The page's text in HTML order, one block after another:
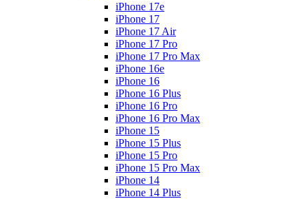
iPhone 17e
iPhone 17
iPhone 17 Air
iPhone 17 Pro
iPhone 17 Pro Max
iPhone 16e
iPhone 16
iPhone 16 Plus
iPhone 16 Pro
iPhone 16 Pro Max
iPhone 15
iPhone 15 Plus
iPhone 15 Pro
iPhone 15 Pro Max
iPhone 14
iPhone 14 Plus